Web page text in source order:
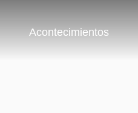
Acontecimientos